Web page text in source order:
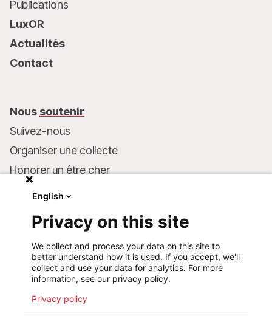
Publications
LuxOR
Actualités
Contact
Nous soutenir
Suivez-nous
Organiser une collecte
Honorer un être cher
Faire un don
Coordonnées bancaires :
LU75 1111 0000 4848 0000
Comportement responsable
English
Privacy on this site
We collect and process your data on this site to
better understand how it is used. If you accept, we'll
collect and use your data for analytics. For more
information, see our privacy policy.
Privacy policy